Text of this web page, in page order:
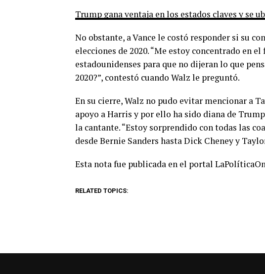
Trump gana ventaja en los estados claves y se
No obstante, a Vance le costó responder si su
elecciones de 2020. “Me estoy concentrado en
estadounidenses para que no dijeran lo que
2020?”, contestó cuando Walz le preguntó.
En su cierre, Walz no pudo evitar mencionar a
apoyo a Harris y por ello ha sido diana de
la cantante. “Estoy sorprendido con todas las
desde Bernie Sanders hasta Dick Cheney y
Esta nota fue publicada en el portal
RELATED TOPICS: